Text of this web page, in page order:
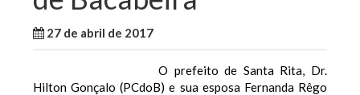
27 de abril de 2017
O prefeito de Santa Rita, Dr.
Hilton Gonçalo (PCdoB) e sua esposa Fernanda Rêgo